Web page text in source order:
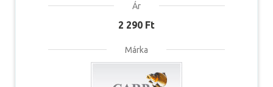
Ár
2 290 Ft
Márka